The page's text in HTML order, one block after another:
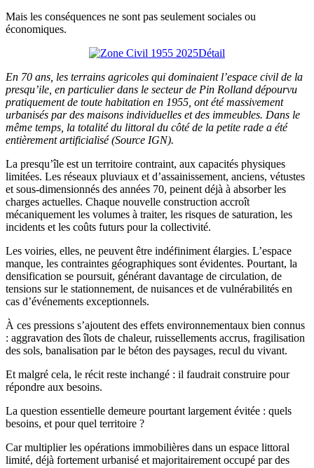
Mais les conséquences ne sont pas seulement sociales ou
économiques.
En 70 ans, les terrains agricoles qui dominaient l’espace civil de la
presqu’ile, en particulier dans le secteur de Pin Rolland dépourvu
pratiquement de toute habitation en 1955, ont été massivement
urbanisés par des maisons individuelles et des immeubles. Dans le
même temps, la totalité du littoral du côté de la petite rade a été
entièrement artificialisé(Source IGN).
La presqu’île est un territoire contraint, aux capacités physiques
limitées. Les réseaux pluviaux et d’assainissement, anciens, vétustes
et sous-dimensionnés des années 70, peinent déjà à absorber les
charges actuelles. Chaque nouvelle construction accroît
mécaniquement les volumes à traiter, les risques de saturation, les
incidents et les coûts futurs pour la collectivité.
Les voiries, elles, ne peuvent être indéfiniment élargies. L’espace
manque, les contraintes géographiques sont évidentes. Pourtant, la
densification se poursuit, générant davantage de circulation, de
tensions sur le stationnement, de nuisances et de vulnérabilités en
cas d’événements exceptionnels.
À ces pressions s’ajoutent des effets environnementaux bien connus
: aggravation des îlots de chaleur, ruissellements accrus, fragilisation
des sols, banalisation par le béton des paysages, recul du vivant.
Et malgré cela, le récit reste inchangé : il faudrait construire pour
répondre aux besoins.
La question essentielle demeure pourtant largement évitée : quels
besoins, et pour quel territoire ?
Car multiplier les opérations immobilières dans un espace littoral
limité, déjà fortement urbanisé et majoritairement occupé par des